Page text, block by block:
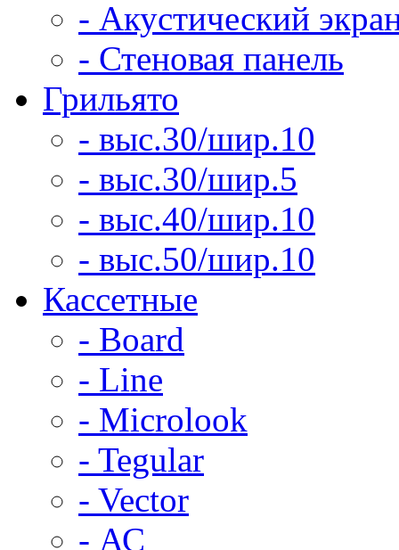
- Акустический
- Стеновая панель
Грильято
- выс.30/шир.10
- выс.30/шир.5
- выс.40/шир.10
- выс.50/шир.10
Кассетные
- Board
- Line
- Microlook
- Tegular
- Vector
- АС